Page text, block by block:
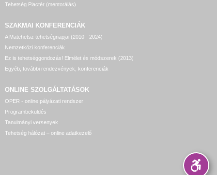
Tehetség Piactér (mentorálás)
SZAKMAI KONFERENCIÁK
A Matehetsz tehetségnapjai (2010 - 2024)
Nemzetközi konferenciák
Ez is tehetséggondozás! Elmélet és módszerek (2013)
Egyéb, további rendezvények, konferenciák
ONLINE SZOLGÁLTATÁSOK
OPER - online pályázati rendszer
Programbeküldés
Tanulmányi versenyek
Tehetség hálózat – online adatkezelő